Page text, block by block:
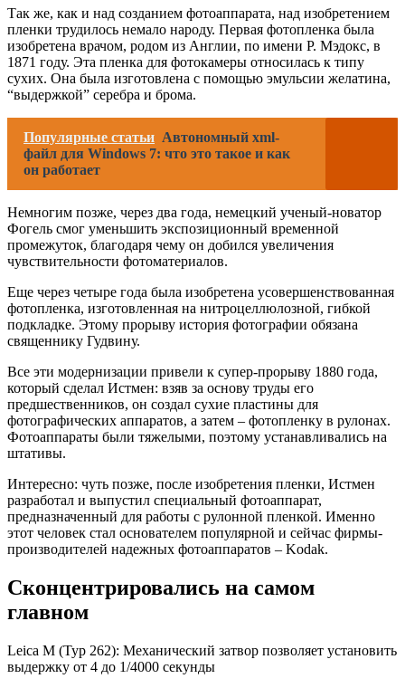
Так же, как и над созданием фотоаппарата, над изобретением
пленки трудилось немало народу. Первая фотопленка была
изобретена врачом, родом из Англии, по имени Р. Мэдокс, в
1871 году. Эта пленка для фотокамеры относилась к типу
сухих. Она была изготовлена с помощью эмульсии желатина,
“выдержкой” серебра и брома.
Популярные статьи Автономный xml-
файл для Windows 7: что это такое и как
он работает
Немногим позже, через два года, немецкий ученый-новатор
Фогель смог уменьшить экспозиционный временной
промежуток, благодаря чему он добился увеличения
чувствительности фотоматериалов.
Еще через четыре года была изобретена усовершенствованная
фотопленка, изготовленная на нитроцеллюлозной, гибкой
подкладке. Этому прорыву история фотографии обязана
священнику Гудвину.
Все эти модернизации привели к супер-прорыву 1880 года,
который сделал Истмен: взяв за основу труды его
предшественников, он создал сухие пластины для
фотографических аппаратов, а затем – фотопленку в рулонах.
Фотоаппараты были тяжелыми, поэтому устанавливались на
штативы.
Интересно: чуть позже, после изобретения пленки, Истмен
разработал и выпустил специальный фотоаппарат,
предназначенный для работы с рулонной пленкой. Именно
этот человек стал основателем популярной и сейчас фирмы-
производителей надежных фотоаппаратов – Kodak.
Сконцентрировались на самом
главном
Leica M (Typ 262): Механический затвор позволяет установить
выдержку от 4 до 1/4000 секунды